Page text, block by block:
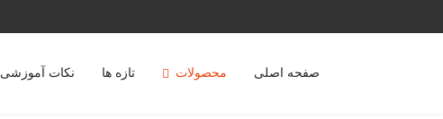
صفحه اصلی محصولات تازه ها نکات آموزشی